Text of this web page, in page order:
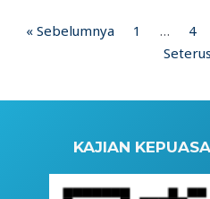
« Sebelumnya 1 … 4
KAJIAN